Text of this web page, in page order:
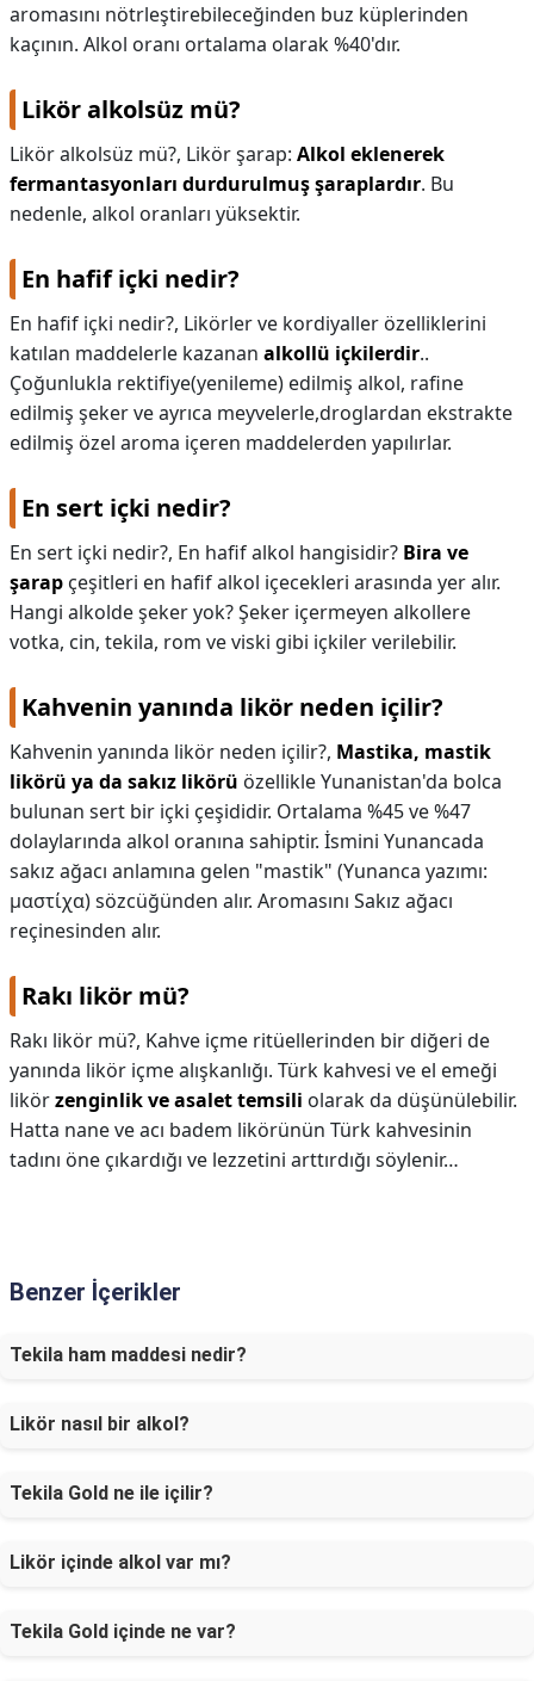
aromasını nötrleştirebileceğinden buz küplerinden
kaçının. Alkol oranı ortalama olarak %40'dır.
Likör alkolsüz mü?
Likör alkolsüz mü?, Likör şarap: Alkol eklenerek
fermantasyonları durdurulmuş şaraplardır. Bu
nedenle, alkol oranları yüksektir.
En hafif içki nedir?
En hafif içki nedir?, Likörler ve kordiyaller özelliklerini
katılan maddelerle kazanan alkollü içkilerdir..
Çoğunlukla rektifiye(yenileme) edilmiş alkol, rafine
edilmiş şeker ve ayrıca meyvelerle,droglardan ekstrakte
edilmiş özel aroma içeren maddelerden yapılırlar.
En sert içki nedir?
En sert içki nedir?, En hafif alkol hangisidir? Bira ve
şarap çeşitleri en hafif alkol içecekleri arasında yer alır.
Hangi alkolde şeker yok? Şeker içermeyen alkollere
votka, cin, tekila, rom ve viski gibi içkiler verilebilir.
Kahvenin yanında likör neden içilir?
Kahvenin yanında likör neden içilir?, Mastika, mastik
likörü ya da sakız likörü özellikle Yunanistan'da bolca
bulunan sert bir içki çeşididir. Ortalama %45 ve %47
dolaylarında alkol oranına sahiptir. İsmini Yunancada
sakız ağacı anlamına gelen "mastik" (Yunanca yazımı:
μαστίχα) sözcüğünden alır. Aromasını Sakız ağacı
reçinesinden alır.
Rakı likör mü?
Rakı likör mü?, Kahve içme ritüellerinden bir diğeri de
yanında likör içme alışkanlığı. Türk kahvesi ve el emeği
likörzenginlik ve asalet temsili olarak da düşünülebilir.
Hatta nane ve acı badem likörünün Türk kahvesinin
tadını öne çıkardığı ve lezzetini arttırdığı söylenir…
Benzer İçerikler
Tekila ham maddesi nedir?
Likör nasıl bir alkol?
Tekila Gold ne ile içilir?
Likör içinde alkol var mı?
Tekila Gold içinde ne var?